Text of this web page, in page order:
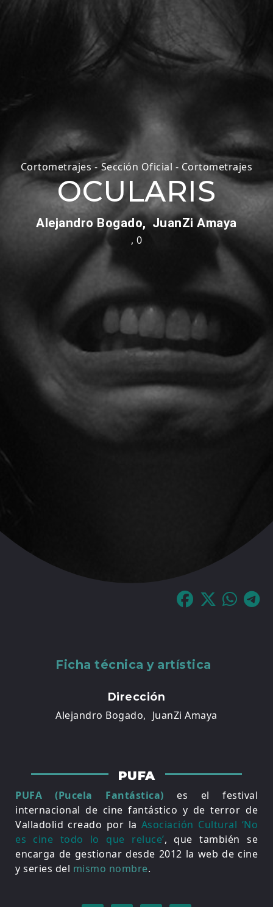
Cortometrajes - Sección Oficial - Cortometrajes
OCULARIS
Alejandro Bogado, JuanZi Amaya
, 0
Ficha técnica y artística
Dirección
Alejandro Bogado, JuanZi Amaya
PUFA
PUFA (Pucela Fantástica) es el festival
internacional de cine fantástico y de terror de
Valladolid creado por la Asociación Cultural ‘No
es cine todo lo que reluce’, que también se
encarga de gestionar desde 2012 la web de cine
y series del mismo nombre.